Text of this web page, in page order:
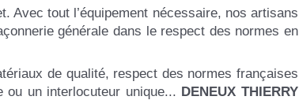
Avec tout l’équipement nécessaire, nos artisans
générale dans le respect des normes en
de qualité, respect des normes françaises
un interlocuteur unique... DENEUX THIERRY